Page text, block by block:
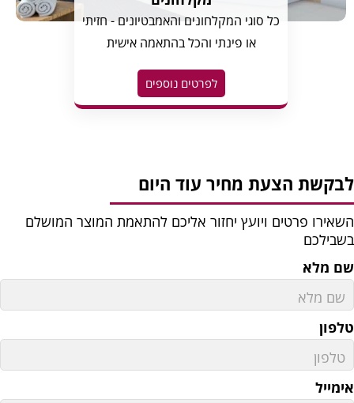
כל סוגי המקלחונים והאמבטיונים - חזיתי
או פינתי והכל בהתאמה אישית
לפרטים נוספים
הצעת מחיר עוד היום
פרטים ויועץ יחזור אליכם להתאמת המוצר המושלם
מלא